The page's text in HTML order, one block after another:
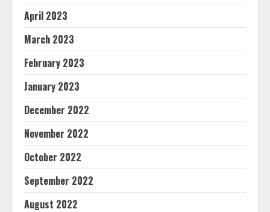
April 2023
March 2023
February 2023
January 2023
December 2022
November 2022
October 2022
September 2022
August 2022